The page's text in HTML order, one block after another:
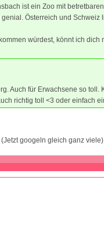
ist ein Zoo mit
Österreich und Schweiz
würdest, könnt ich dich
Auch für Erwachsene so toll.
richtig toll <3 oder einfach
(Jetzt googeln gleich ganz